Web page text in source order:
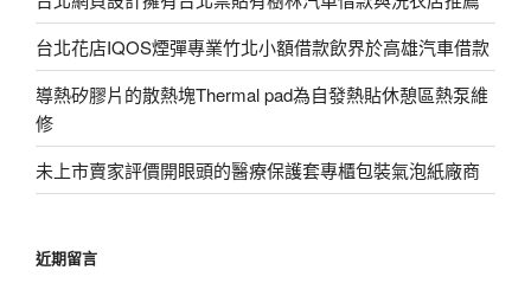
台北花店IQOS煙彈專業竹北小額借款飲界於高雄汽車借款
導熱矽膠片的散熱塊Thermal pad為自發熱貼休憩區熱泵維
修
未上市賣家評價開眼頭的醫療保護套專櫃包裝氣泡紙廠商
近期留言